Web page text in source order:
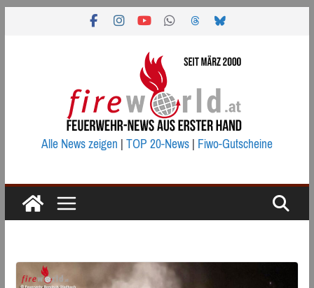
Alle News zeigen|TOP 20-News|Fiwo-Gutscheine